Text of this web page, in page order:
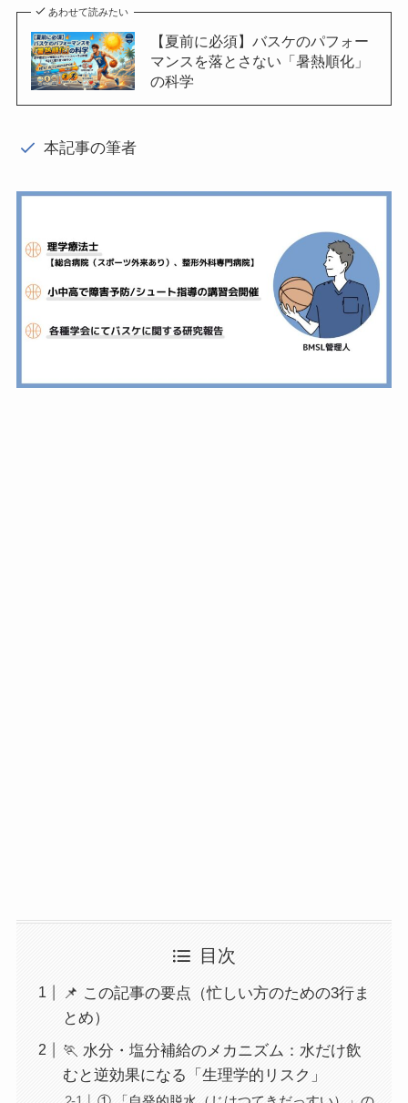
あわせて読みたい
【夏前に必須】バスケのパフォー
マンスを落とさない「暑熱順化」
の科学
本記事の筆者
目次
📌 この記事の要点（忙しい方のための3行ま
とめ）
🏃 水分・塩分補給のメカニズム：水だけ飲
むと逆効果になる「生理学的リスク」